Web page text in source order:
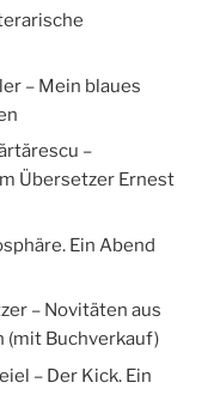
– Mein blaues
–
Übersetzer Ernest
Ein Abend
– Novitäten aus
(mit Buchverkauf)
– Der Kick. Ein